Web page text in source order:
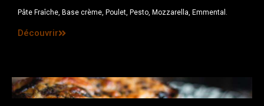
Pâte Fraîche, Base crème, Poulet, Pesto, Mozzarella, Emmental.
Découvrir